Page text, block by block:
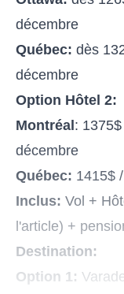
décembre
Québec: dès
décembre
Option Hôtel 2:
Montréal :
décembre
Québec: 1415$
Inclus: Vol +
l'article) +
Destination:
Option 1: